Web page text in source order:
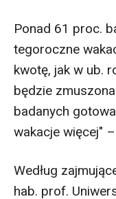
Ponad 61 proc.
tegoroczne
kwotę, jak w ub.
będzie
badanych
wakacje więcej"
Według
hab. prof.